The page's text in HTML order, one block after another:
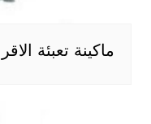
ماكينة تعبئة